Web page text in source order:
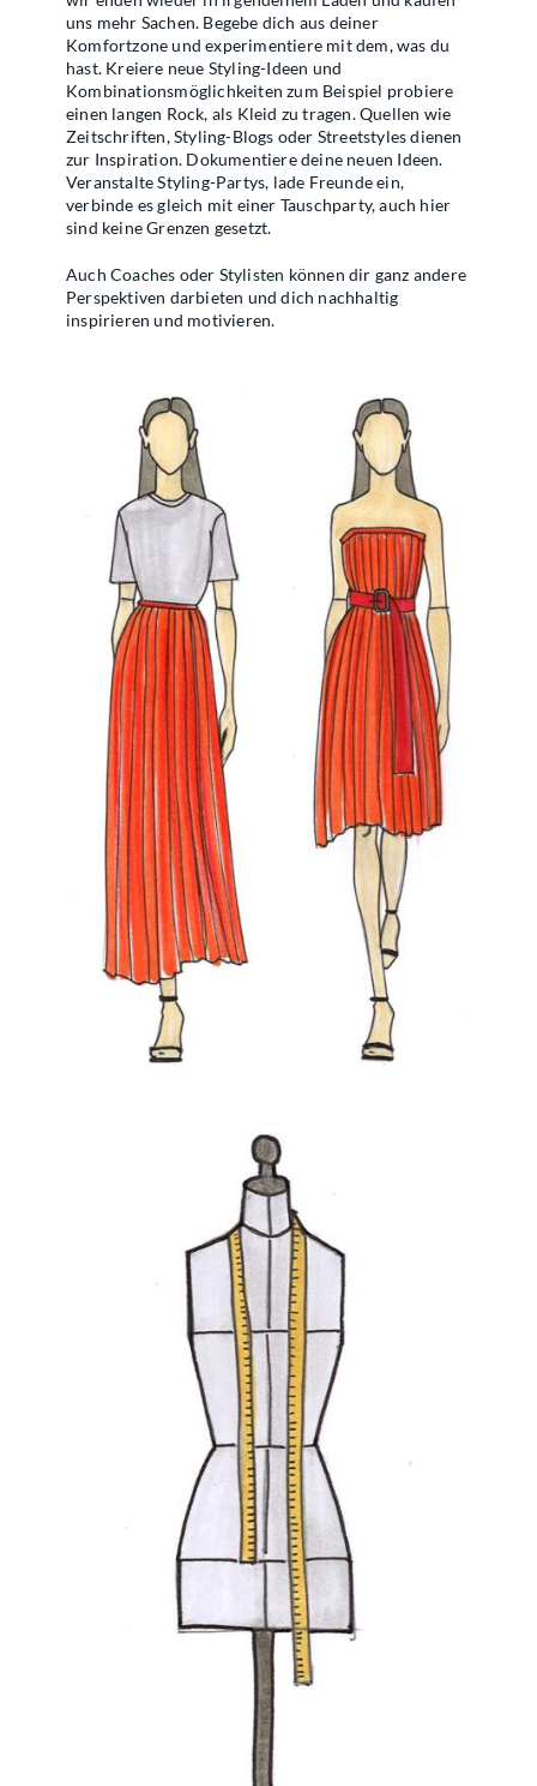
uns mehr Sachen. Begebe dich aus deiner
Komfortzone und experimentiere mit dem, was du
hast. Kreiere neue Styling-Ideen und
Kombinationsmöglichkeiten zum Beispiel probiere
einen langen Rock, als Kleid zu tragen. Quellen wie
Zeitschriften, Styling-Blogs oder Streetstyles dienen
zur Inspiration. Dokumentiere deine neuen Ideen.
Veranstalte Styling-Partys, lade Freunde ein,
verbinde es gleich mit einer Tauschparty, auch hier
sind keine Grenzen gesetzt.
Auch Coaches oder Stylisten können dir ganz andere
Perspektiven darbieten und dich nachhaltig
inspirieren und motivieren.